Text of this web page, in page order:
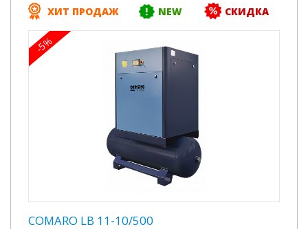
ХИТ ПРОДАЖ NEW СКИДКА
-5%
COMARO LB 11-10/500